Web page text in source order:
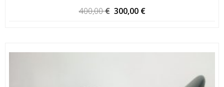
400,00€ Alkuperäinen
300,00 €